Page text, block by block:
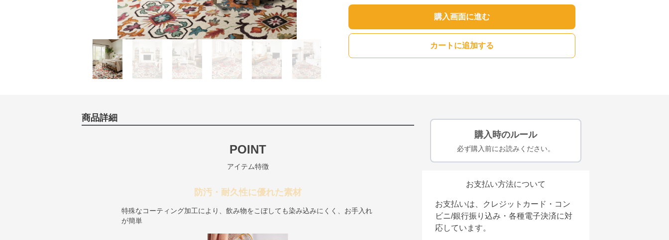
購入画面に進む
カートに追加する
商品詳細
POINT
アイテム特徴
防汚・耐久性に優れた素材
特殊なコーティング加工により、飲み物をこぼしても染み込みにくく、お手入れ
が簡単
購入時のルール
必ず購入前にお読みください。
お支払い方法について
お支払いは、クレジットカード・コン
ビニ/銀行振り込み・各種電子決済に対
応しています。